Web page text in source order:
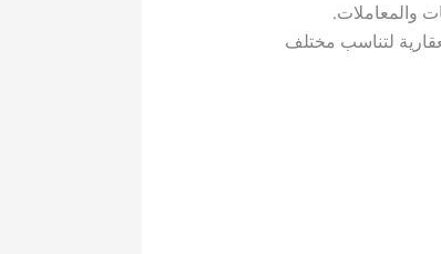
والمعاملات.
لتناسب مختلف